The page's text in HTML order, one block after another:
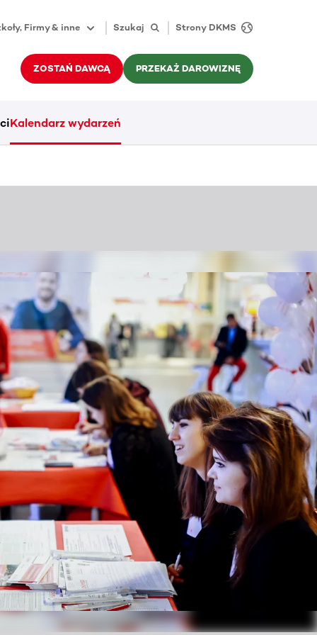
Firmy & inne Szukaj Strony DKMS
ZOSTAŃ DAWCĄ PRZEKAŻ DAROWIZNĘ
Kalendarz wydarzeń